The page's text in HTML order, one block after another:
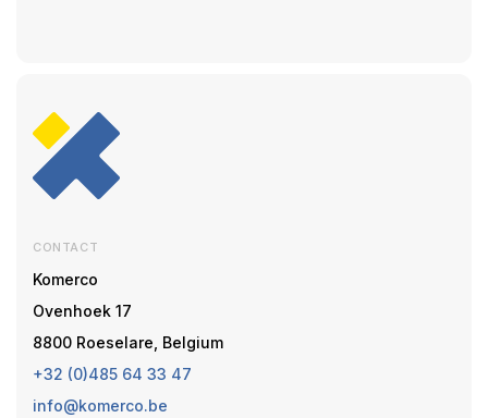
CONTACT
Komerco
Ovenhoek 17
8800 Roeselare, Belgium
+32 (0)485 64 33 47
info@komerco.be